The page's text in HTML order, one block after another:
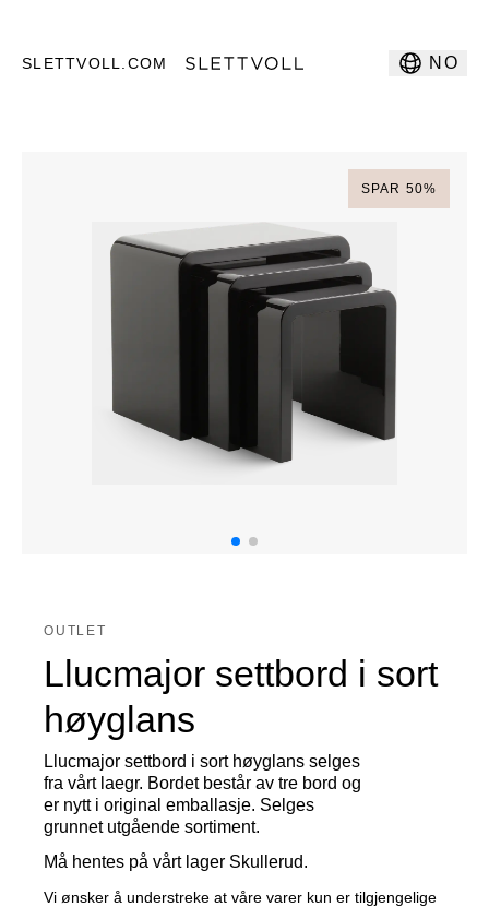
SLETTVOLL.COM NO
SPAR 50%
OUTLET
Llucmajor settbord i sort
høyglans
Llucmajor settbord i sort høyglans selges
fra vårt laegr. Bordet består av tre bord og
er nytt i original emballasje. Selges
grunnet utgående sortiment.
Må hentes på vårt lager Skullerud.
Vi ønsker å understreke at våre varer kun er tilgjengelige